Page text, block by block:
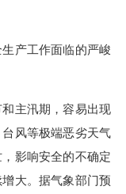
产工作面临的严峻
主汛期，容易出现
风等极端恶劣天气
影响安全的不确定
大。据气象部门预